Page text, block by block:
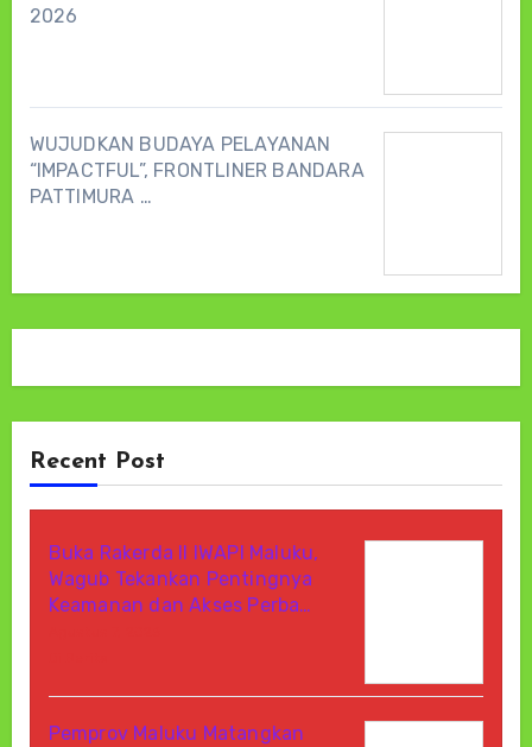
2026
WUJUDKAN BUDAYA PELAYANAN
“IMPACTFUL”, FRONTLINER BANDARA
PATTIMURA …
Recent Post
Buka Rakerda II IWAPI Maluku,
Wagub Tekankan Pentingnya
Keamanan dan Akses Perba…
Pemprov Maluku Matangkan